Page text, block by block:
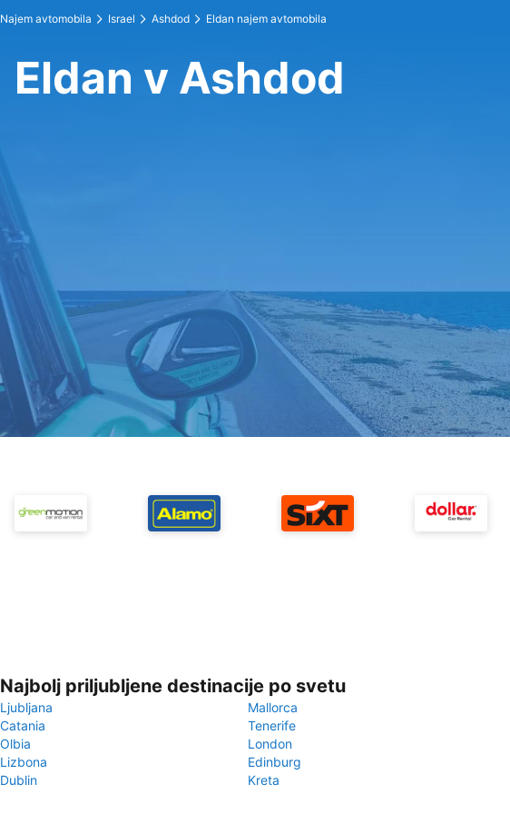
Najem avtomobila Israel Ashdod Eldan najem avtomobila
Eldan v Ashdod
Najbolj priljubljene destinacije po svetu
Ljubljana
Mallorca
Catania
Tenerife
Olbia
London
Lizbona
Edinburg
Dublin
Kreta